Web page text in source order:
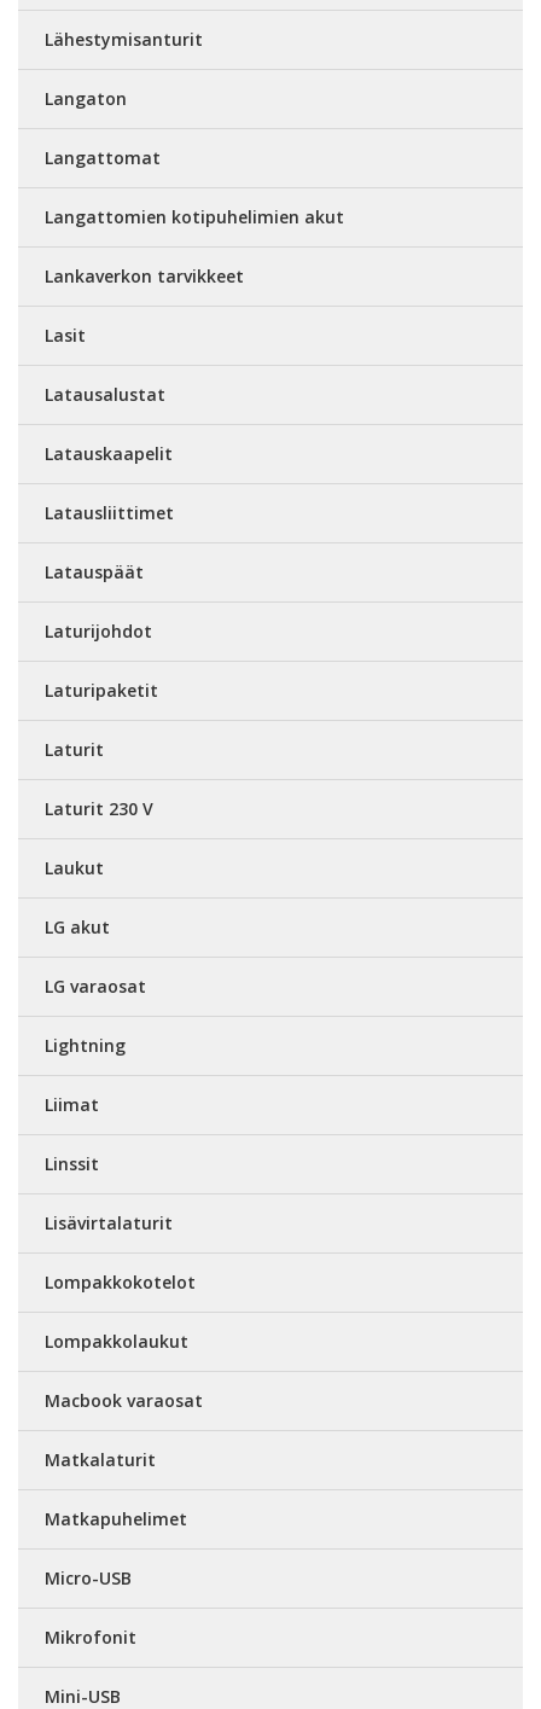
Lähestymisanturit
Langaton
Langattomat
Langattomien kotipuhelimien akut
Lankaverkon tarvikkeet
Lasit
Latausalustat
Latauskaapelit
Latausliittimet
Latauspäät
Laturijohdot
Laturipaketit
Laturit
Laturit 230 V
Laukut
LG akut
LG varaosat
Lightning
Liimat
Linssit
Lisävirtalaturit
Lompakkokotelot
Lompakkolaukut
Macbook varaosat
Matkalaturit
Matkapuhelimet
Micro-USB
Mikrofonit
Mini-USB